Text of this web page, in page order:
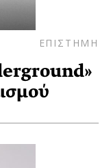
ΕΠΙΣΤΗΜΗ